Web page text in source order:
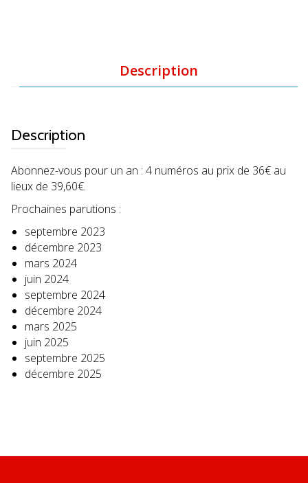
Description
Description
Abonnez-vous pour un an : 4 numéros au prix de 36€ au
lieux de 39,60€.
Prochaines parutions :
septembre 2023
décembre 2023
mars 2024
juin 2024
septembre 2024
décembre 2024
mars 2025
juin 2025
septembre 2025
décembre 2025